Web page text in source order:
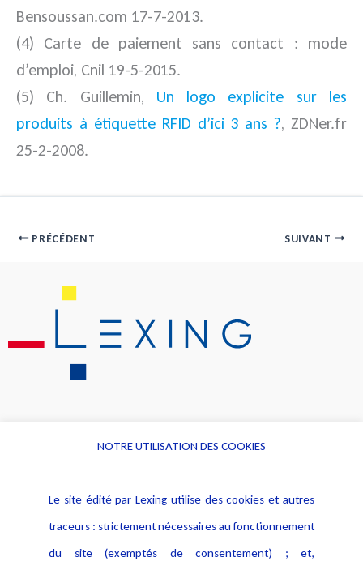
Bensoussan.com 17-7-2013.
(4) Carte de paiement sans contact : mode
d’emploi, Cnil 19-5-2015.
(5) Ch. Guillemin, Un logo explicite sur les
produits à étiquette RFID d’ici 3 ans ?, ZDNer.fr
25-2-2008.
PRÉCÉDENT SUIVANT
Alerte professionnelle
Déclaration d'accessibilité
Notice Légale
NOTRE UTILISATION DES COOKIES
Le site édité par Lexing utilise des cookies et autres
traceurs : strictement nécessaires au fonctionnement
du site (exemptés de consentement) ; et,